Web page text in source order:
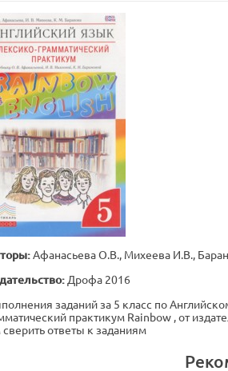
Афанасьева О.В., Михеева И.В.,
Дрофа 2016
заданий за 5 класс по
практикум Rainbow , от
ответы к заданиям